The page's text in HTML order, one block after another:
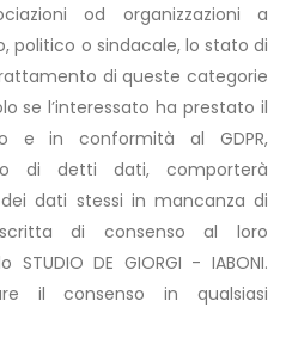
od organizzazioni a
politico o sindacale, lo stato di
di queste categorie
se l’interessato ha prestato il
e in conformità al GDPR,
di detti dati, comporterà
dati stessi in mancanza di
di consenso al loro
DE GIORGI - IABONI.
il consenso in qualsiasi